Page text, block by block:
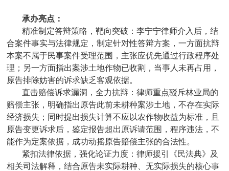
承办亮点：
精准制定答辩策略，靶向突破：李宁宁律师介入后，结
合案件事实与法律规定，制定针对性答辩方案，一方面抗辩
本案不属于民事案件受理范围，主张应优先通过行政程序处
理；另一方面指出案涉土地作物已收割，当事人未再占用，
原告排除妨害的诉求缺乏客观依据。
直击赔偿诉求漏洞，全力抗辩：律师重点驳斥林业局的
赔偿主张，明确指出原告此前未耕种案涉土地，不存在实际
经济损失；同时提出损失计算不应以农作物收益为标准，且
原告变更诉求后，鉴定报告超出原诉请范围，程序违法，不
能作为定案依据，成功动摇原告赔偿主张的合法性。
紧扣法律依据，强化论证力度：律师援引《民法典》及
相关司法解释，结合原告未实际耕种、无实际损失的核心事